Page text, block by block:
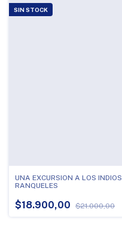
SIN STOCK
UNA EXCURSION A LOS INDIOS
RANQUELES
$18.900,00 $21.000,00